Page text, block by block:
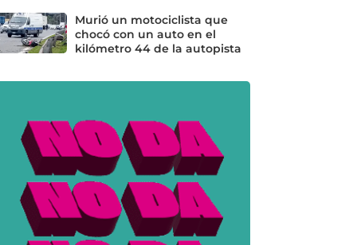
Murió un motociclista que
chocó con un auto en el
kilómetro 44 de la autopista